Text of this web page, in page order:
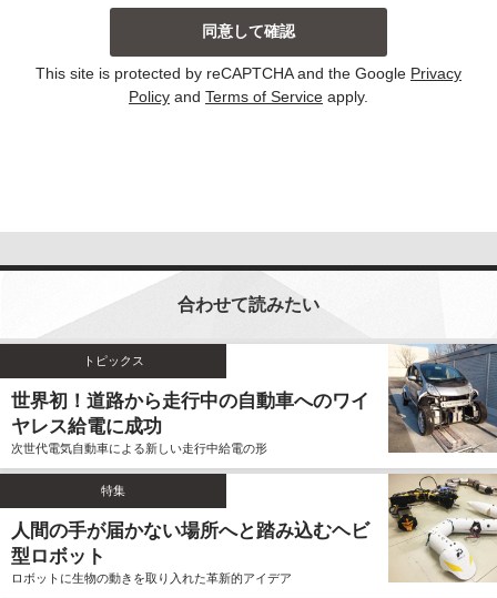
当社は、主に以下の場合にお客様から個人情報を収集
しております。収集した個人情報の利用目的について
は以下の通りです。その他、個別の利用目的がある場
合には、その都度明示しております。
るために、個人情報を利用する場合がございます。こ
の資料自体は、統計的な資料であり、個人を識別する
ことができる個人情報は含まれません。
てお客様から個人情報を収集することはいたしませ
ん。また、不正な手段により個人情報を収集すること
もいたしません。
お客様よりご提供いただきました個人情報は、法令の
定めのある場合を除いて、お客様の事前のご同意をい
ただくことなく、予め明示した利用目的以外に使用し
ません。
個人情報の利用、管理について
当社では、お客様よりご提供いただきました個人情報
を厳重に保管、管理し、個人情報の漏洩、滅失、毀損
This site is protected by reCAPTCHA and the Google Privacy
Policy and Terms of Service apply.
合わせて読みたい
トピックス
世界初！道路から走行中の自動車へのワイ
ヤレス給電に成功
次世代電気自動車による新しい走行中給電の形
特集
人間の手が届かない場所へと踏み込むヘビ
型ロボット
ロボットに生物の動きを取り入れた革新的アイデア